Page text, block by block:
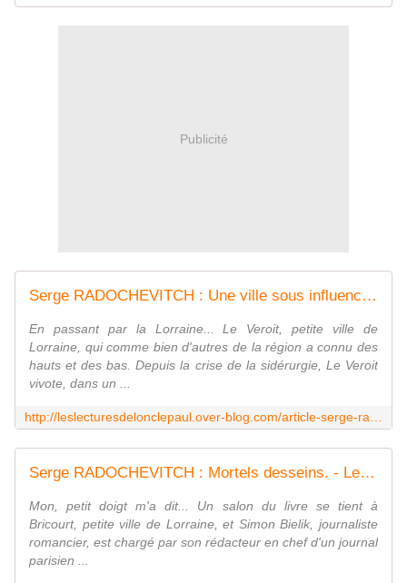
Publicité
Serge RADOCHEVITCH : Une ville sous influence. - Les Lectures de l'Oncle Paul
En passant par la Lorraine... Le Veroit, petite ville de
Lorraine, qui comme bien d'autres de la région a connu des
hauts et des bas. Depuis la crise de la sidérurgie, Le Veroit
vivote, dans un ...
Serge RADOCHEVITCH : Mortels desseins. - Les Lectures de l'Oncle Paul
Mon, petit doigt m'a dit... Un salon du livre se tient à
Bricourt, petite ville de Lorraine, et Simon Bielik, journaliste
romancier, est chargé par son rédacteur en chef d'un journal
parisien ...